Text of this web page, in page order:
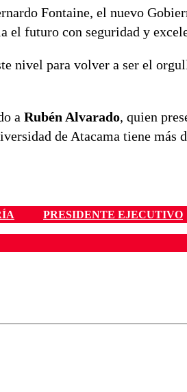
Fontaine, el nuevo
el futuro con seguridad y
nivel para volver a ser el
a Rubén Alvarado, quien
de Atacama tiene más
PRESIDENTE EJECUTIVO